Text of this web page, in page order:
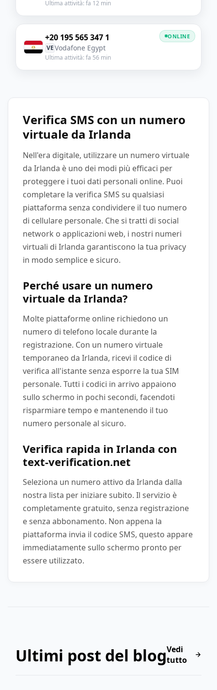
Ultima attività: fa 12 min
+20 195 565 347 1
VEVodafone Egypt
Ultima attività: fa 56 min
ONLINE
Verifica SMS con un numero
virtuale da Irlanda
Nell'era digitale, utilizzare un numero virtuale
da Irlanda è uno dei modi più efficaci per
proteggere i tuoi dati personali online. Puoi
completare la verifica SMS su qualsiasi
piattaforma senza condividere il tuo numero
di cellulare personale. Che si tratti di social
network o applicazioni web, i nostri numeri
virtuali di Irlanda garantiscono la tua privacy
in modo semplice e sicuro.
Perché usare un numero
virtuale da Irlanda?
Molte piattaforme online richiedono un
numero di telefono locale durante la
registrazione. Con un numero virtuale
temporaneo da Irlanda, ricevi il codice di
verifica all'istante senza esporre la tua SIM
personale. Tutti i codici in arrivo appaiono
sullo schermo in pochi secondi, facendoti
risparmiare tempo e mantenendo il tuo
numero personale al sicuro.
Verifica rapida in Irlanda con
text-verification.net
Seleziona un numero attivo da Irlanda dalla
nostra lista per iniziare subito. Il servizio è
completamente gratuito, senza registrazione
e senza abbonamento. Non appena la
piattaforma invia il codice SMS, questo appare
immediatamente sullo schermo pronto per
essere utilizzato.
Ultimi post del blogVedi
tutto